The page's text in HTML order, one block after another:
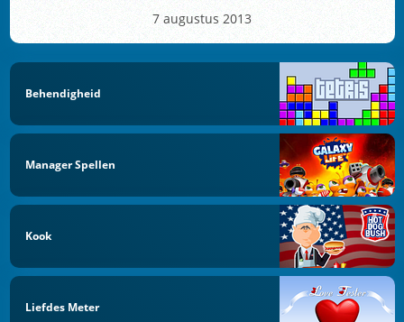
7 augustus 2013
Behendigheid
Manager Spellen
Kook
Liefdes Meter